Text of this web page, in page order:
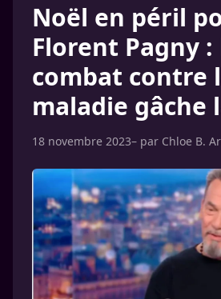
Noël en péril
Florent Pagny :
combat contre
maladie gâche
18 novembre 2023– par Chloe B.